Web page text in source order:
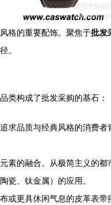
格的重要配饰。聚焦于批发
。
类构成了批发采购的基石：
求品质与经典风格的消费
素的融合。从极简主义的
瓷、钛金属）的应用。
或更具休闲气息的皮革表